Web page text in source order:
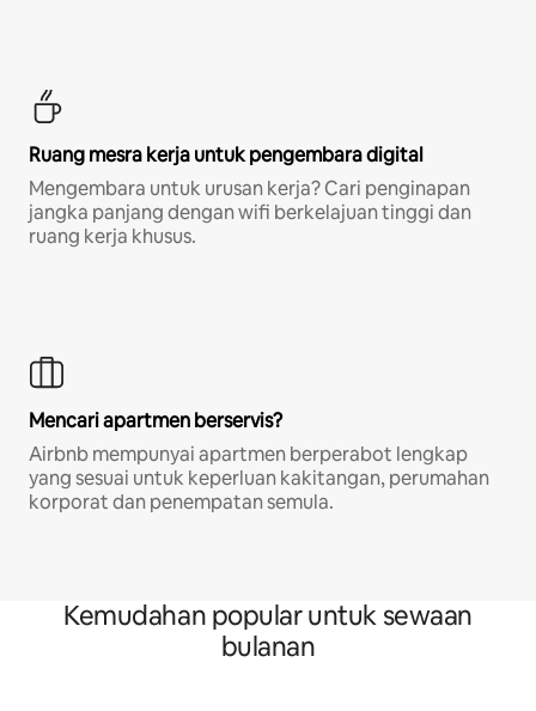
Ruang mesra kerja untuk pengembara digital
Mengembara untuk urusan kerja? Cari penginapan
jangka panjang dengan wifi berkelajuan tinggi dan
ruang kerja khusus.
Mencari apartmen berservis?
Airbnb mempunyai apartmen berperabot lengkap
yang sesuai untuk keperluan kakitangan, perumahan
korporat dan penempatan semula.
Kemudahan popular untuk sewaan
bulanan